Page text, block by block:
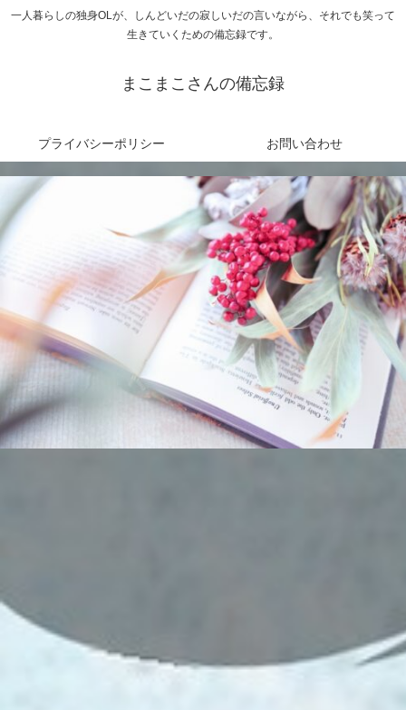
一人暮らしの独身OLが、しんどいだの寂しいだの言いながら、それでも笑って
生きていくための備忘録です。
まこまこさんの備忘録
プライバシーポリシー お問い合わせ